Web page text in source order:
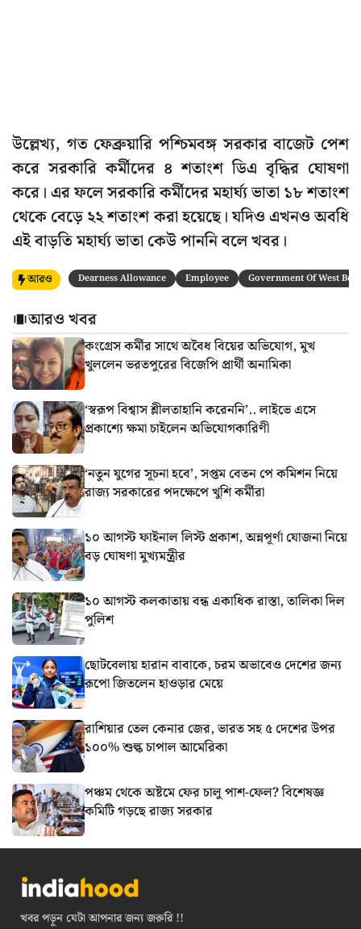
উল্লেখ্য, গত ফেব্রুয়ারি পশ্চিমবঙ্গ সরকার বাজেট পেশ
করে সরকারি কর্মীদের ৪ শতাংশ ডিএ বৃদ্ধির ঘোষণা
করে। এর ফলে সরকারি কর্মীদের মহার্ঘ্য ভাতা ১৮ শতাংশ
থেকে বেড়ে ২২ শতাংশ করা হয়েছে। যদিও এখনও অবধি
এই বাড়তি মহার্ঘ্য ভাতা কেউ পাননি বলে খবর।
আরও Dearness Allowance Employee Government Of West
আরও খবর
কংগ্রেস কর্মীর সাথে অবৈধ বিয়ের অভিযোগ, মুখ
খুললেন ভরতপুরের বিজেপি প্রার্থী অনামিকা
‘স্বরূপ বিশ্বাস শ্লীলতাহানি করেননি’.. লাইভে এসে
প্রকাশ্যে ক্ষমা চাইলেন অভিযোগকারিণী
‘নতুন যুগের সূচনা হবে’, সপ্তম বেতন পে কমিশন নিয়ে
রাজ্য সরকারের পদক্ষেপে খুশি কর্মীরা
১০ আগস্ট ফাইনাল লিস্ট প্রকাশ, অন্নপূর্ণা যোজনা নিয়ে
বড় ঘোষণা মুখ্যমন্ত্রীর
১০ আগস্ট কলকাতায় বন্ধ একাধিক রাস্তা, তালিকা দিল
পুলিশ
ছোটবেলায় হারান বাবাকে, চরম অভাবেও দেশের জন্য
রূপো জিতলেন হাওড়ার মেয়ে
রাশিয়ার তেল কেনার জের, ভারত সহ ৫ দেশের উপর
১০০% শুল্ক চাপাল আমেরিকা
পঞ্চম থেকে অষ্টমে ফের চালু পাশ-ফেল? বিশেষজ্ঞ
কমিটি গড়ছে রাজ্য সরকার
খবর পড়ুন যেটা আপনার জন্য জরুরি !!